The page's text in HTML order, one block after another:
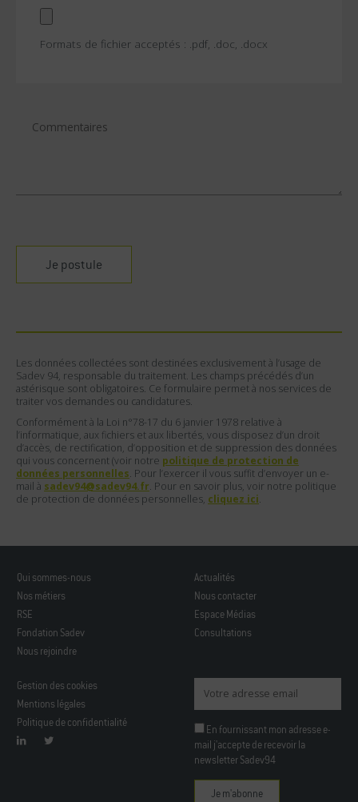
Formats de fichier acceptés : .pdf, .doc, .docx
Les données collectées sont destinées exclusivement à l’usage de
Sadev 94, responsable du traitement. Les champs précédés d’un
astérisque sont obligatoires. Ce formulaire permet à nos services de
traiter vos demandes ou candidatures.
Conformément à la Loi n°78-17 du 6 janvier 1978 relative à
l’informatique, aux fichiers et aux libertés, vous disposez d’un droit
d’accès, de rectification, d’opposition et de suppression des données
qui vous concernent (voir notre politique de protection de
données personnelles. Pour l’exercer il vous suffit d’envoyer un e-
mail à sadev94@sadev94.fr. Pour en savoir plus, voir notre politique
de protection de données personnelles, cliquez ici.
Qui sommes-nous
Nos métiers
RSE
Fondation Sadev
Nous rejoindre
Actualités
Nous contacter
Espace Médias
Consultations
Gestion des cookies
Mentions légales
Politique de confidentialité
En fournissant mon adresse e-
mail j'accepte de recevoir la
newsletter Sadev94